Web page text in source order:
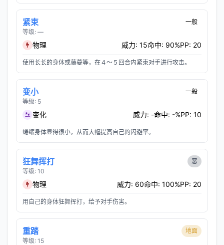
紧束
等级: —
一般
物理 威力: 15命中: 90%PP: 20
使用长长的身体或藤蔓等，在４～５回合内紧束对手进行攻击。
变小
等级: 5
一般
变化 威力: -命中: -%PP: 10
蜷缩身体显得很小，从而大幅提高自己的闪避率。
狂舞挥打
等级: 10
恶
物理 威力: 60命中: 100%PP: 20
用自己的身体狂舞挥打，给予对手伤害。
重踏
等级: 15
地面